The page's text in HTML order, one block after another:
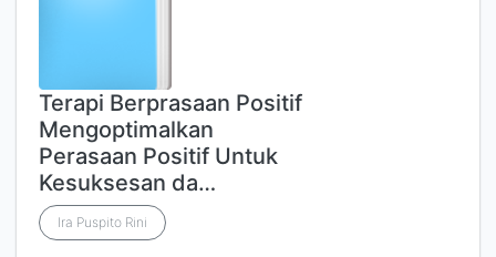
Terapi Berprasaan Positif
Mengoptimalkan
Perasaan Positif Untuk
Kesuksesan da…
Ira Puspito Rini